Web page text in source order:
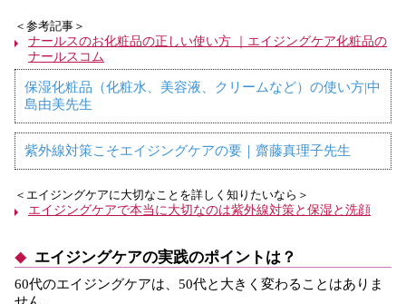
＜参考記事＞
ナールスのお化粧品の正しい使い方 ｜エイジングケア化粧品の
ナールスコム
保湿化粧品（化粧水、美容液、クリームなど）の使い方|中
島由美先生
紫外線対策こそエイジングケアの要｜齋藤真理子先生
＜エイジングケアに大切なことを詳しく知りたいなら＞
エイジングケアで本当に大切なのは紫外線対策と保湿と洗顔
エイジングケアの実践のポイントは？
60代のエイジングケアは、50代と大きく変わることはありま
せん。